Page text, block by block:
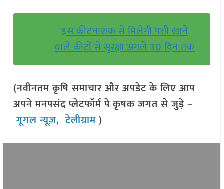
इस कीटनाशक से मिलेगी पत्ती खाने
वाले कीटों से सुरक्षा अगले 30 दिन तक
(नवीनतम कृषि समाचार और अपडेट के लिए आप
अपने मनपसंद प्लेटफॉर्म पे कृषक जगत से जुड़े –
गूगल न्यूज़,टेलीग्राम )